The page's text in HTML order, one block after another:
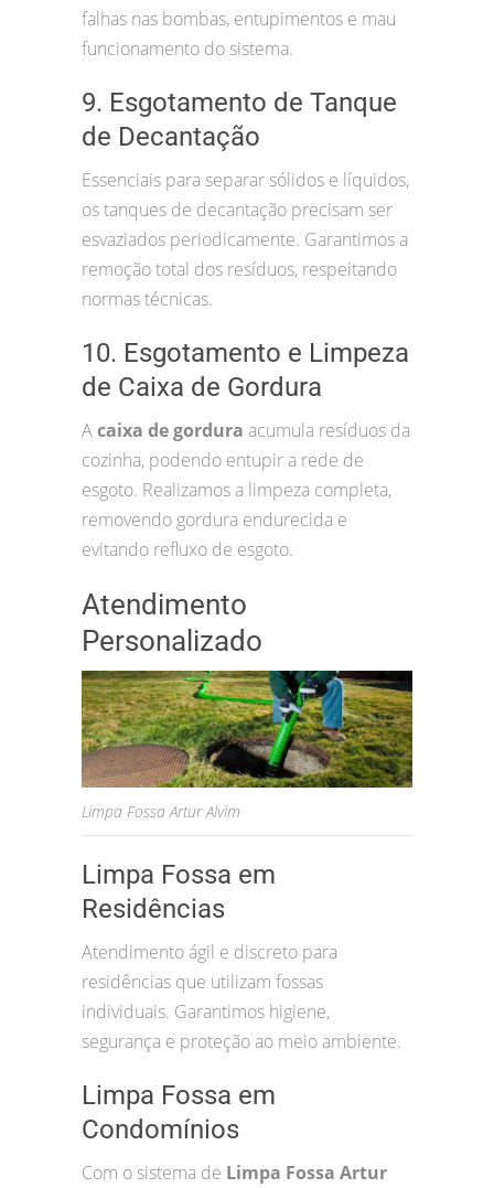
falhas nas bombas, entupimentos e mau
funcionamento do sistema.
9. Esgotamento de Tanque
de Decantação
Essenciais para separar sólidos e líquidos,
os tanques de decantação precisam ser
esvaziados periodicamente. Garantimos a
remoção total dos resíduos, respeitando
normas técnicas.
10. Esgotamento e Limpeza
de Caixa de Gordura
Acaixa de gordura acumula resíduos da
cozinha, podendo entupir a rede de
esgoto. Realizamos a limpeza completa,
removendo gordura endurecida e
evitando refluxo de esgoto.
Atendimento
Personalizado
Limpa Fossa Artur Alvim
Limpa Fossa em
Residências
Atendimento ágil e discreto para
residências que utilizam fossas
individuais. Garantimos higiene,
segurança e proteção ao meio ambiente.
Limpa Fossa em
Condomínios
Com o sistema de Limpa Fossa Artur